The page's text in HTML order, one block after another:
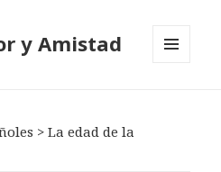
y Amistad
>La edad de la